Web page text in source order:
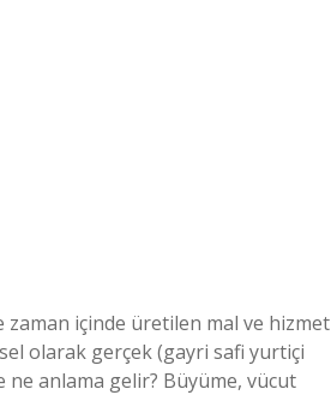
içinde üretilen mal ve hizmet
olarak gerçek (gayri safi yurtiçi
ne anlama gelir? Büyüme, vücut